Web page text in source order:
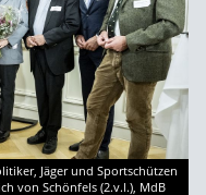
Jäger und Sportschützen
von Schönfels (2.v.l.), MdB